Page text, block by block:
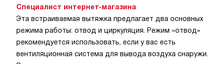
Специалист интернет-магазина
Эта встраиваемая вытяжка предлагает два основных
режима работы: отвод и циркуляция. Режим «отвод»
рекомендуется использовать, если у вас есть
вентиляционная система для вывода воздуха снаружи.